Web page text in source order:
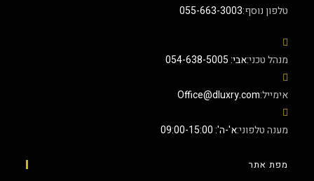
טלפון נוסף:055-663-3003
מנהל טכני:אבי: 054-638-5005
אימייל:‫Office@dluxry.com‬
מענה טלפוני:א'-ה': 09:00-15:00
מפת אתר